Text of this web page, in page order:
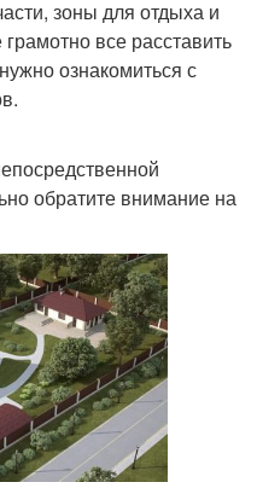
зоны для отдыха и
все расставить
ознакомиться с
обратите внимание на